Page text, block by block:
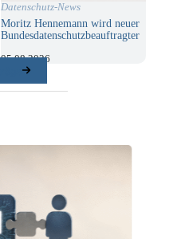
Datenschutz-News
Moritz Hennemann wird neuer
Bundesdatenschutzbeauftragter
05.08.2026